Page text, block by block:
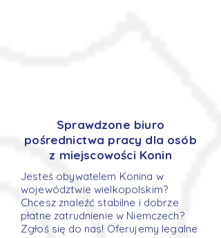
Sprawdzone biuro
pośrednictwa pracy dla osób
z miejscowości Konin
Jesteś obywatelem Konina w
województwie wielkopolskim?
Chcesz znaleźć stabilne i dobrze
płatne zatrudnienie w Niemczech?
Zgłoś się do nas! Oferujemy legalne